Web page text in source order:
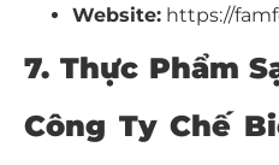
Website: https://
7. Thực Phẩm
Công Ty Chế